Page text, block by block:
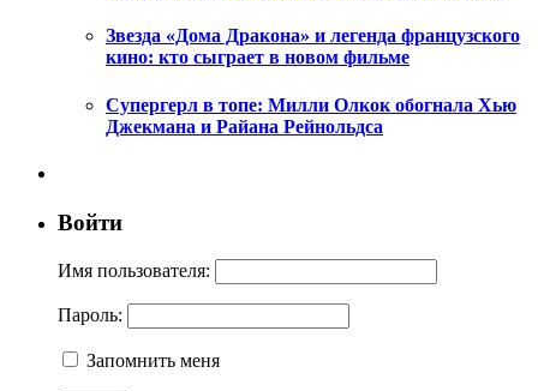
Звезда «Дома Дракона» и легенда французского
кино: кто сыграет в новом фильме
Супергерл в топе: Милли Олкок обогнала Хью
Джекмана и Райана Рейнольдса
Войти
Имя пользователя:
Пароль:
Запомнить меня